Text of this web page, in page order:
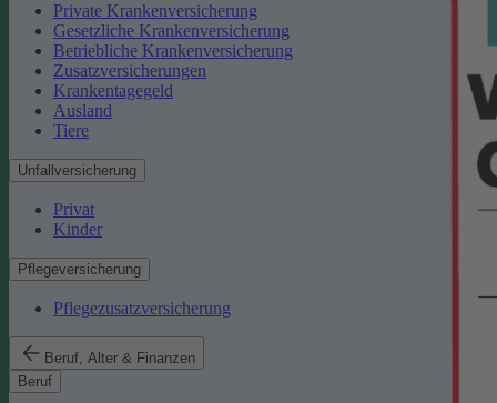
Private Krankenversicherung
Gesetzliche Krankenversicherung
Betriebliche Krankenversicherung
Zusatzversicherungen
Krankentagegeld
Ausland
Tiere
Unfallversicherung
Privat
Kinder
Pflegeversicherung
Pflegezusatzversicherung
Beruf, Alter & Finanzen
Beruf